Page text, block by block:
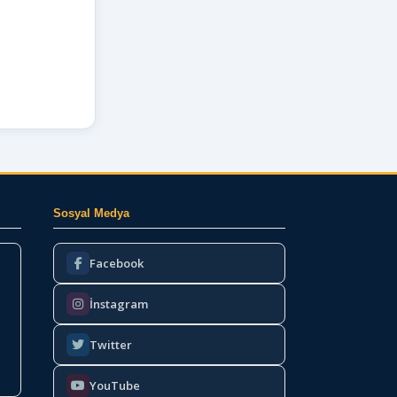
Sosyal Medya
Facebook
İnstagram
Twitter
YouTube